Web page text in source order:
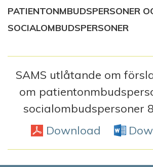
PATIENTONMBUDSPERSONER
SOCIALOMBUDSPERSONER
SAMS utlåtande om
om
socialombudspersoner
Download PDF